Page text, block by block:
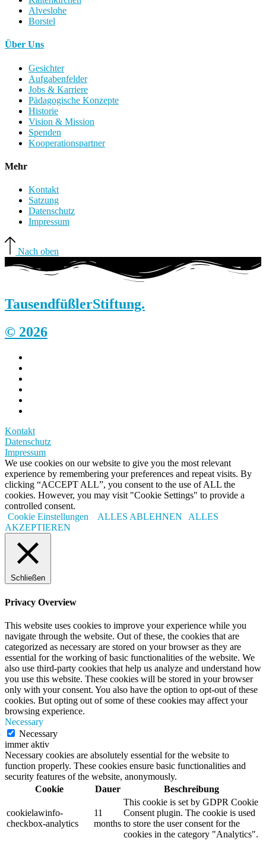
Alveslohe
Borstel
Über Uns
Gesichter
Aufgabenfelder
Jobs & Karriere
Pädagogische Konzepte
Historie
Vision & Mission
Spenden
Kooperationspartner
Mehr
Kontakt
Satzung
Datenschutz
Impressum
Nach oben
TausendfüßlerStiftung.
© 2026
Kontakt
Datenschutz
Impressum
We use cookies on our website to give you the most relevant
experience by remembering your preferences and repeat visits. By
clicking “ACCEPT ALL”, you consent to the use of ALL the
cookies. However, you may visit "Cookie Settings" to provide a
controlled consent.
Cookie Einstellungen
ALLES ABLEHNEN
ALLES
AKZEPTIEREN
Schließen
Privacy Overview
This website uses cookies to improve your experience while you
navigate through the website. Out of these, the cookies that are
categorized as necessary are stored on your browser as they are
essential for the working of basic functionalities of the website. We
also use third-party cookies that help us analyze and understand how
you use this website. These cookies will be stored in your browser
only with your consent. You also have the option to opt-out of these
cookies. But opting out of some of these cookies may affect your
browsing experience.
Necessary
Necessary
immer aktiv
Necessary cookies are absolutely essential for the website to
function properly. These cookies ensure basic functionalities and
security features of the website, anonymously.
Cookie
Dauer Beschreibung
cookielawinfo-
checkbox-analytics
11
months
This cookie is set by GDPR Cookie
Consent plugin. The cookie is used
to store the user consent for the
cookies in the category "Analytics".